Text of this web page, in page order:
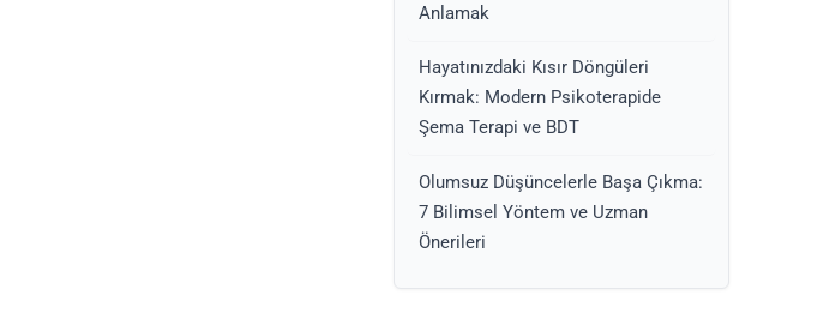
Anlamak
Hayatınızdaki Kısır Döngüleri
Kırmak: Modern Psikoterapide
Şema Terapi ve BDT
Olumsuz Düşüncelerle Başa Çıkma:
7 Bilimsel Yöntem ve Uzman
Önerileri